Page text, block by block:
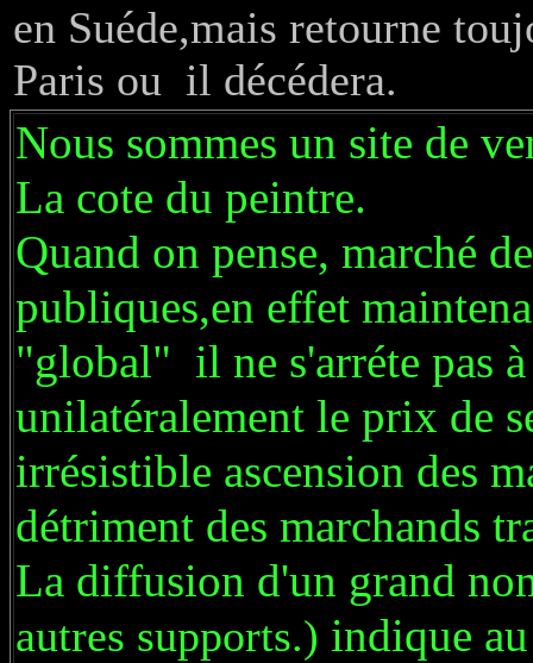
en Suéde,mais retourne
Paris ou il décédera.
Nous sommes un site de
La cote du peintre.
Quand on pense, marché
publiques,en effet
"global" il ne s'arréte pas
unilatéralement le prix de
irrésistible ascension des
détriment des marchands
La diffusion d'un grand
autres supports.) indique